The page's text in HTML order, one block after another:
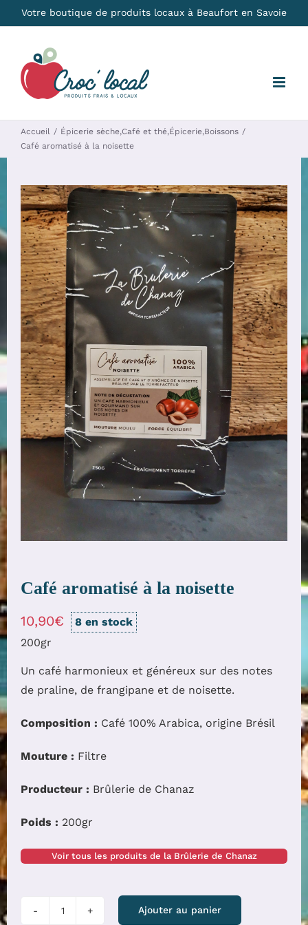
Passer
au
Votre boutique de produits locaux à Beaufort en Savoie
Accueil Épicerie sèche,Café et thé,Épicerie,Boissons
Café aromatisé à la noisette
Café aromatisé à la noisette
10,90€
8 en stock
200gr
Un café harmonieux et généreux sur des notes
de praline, de frangipane et de noisette.
Composition : Café 100% Arabica, origine Brésil
Mouture : Filtre
Producteur : Brûlerie de Chanaz
Poids : 200gr
Voir tous les produits de la Brûlerie de Chanaz
quantité
Ajouter au panier